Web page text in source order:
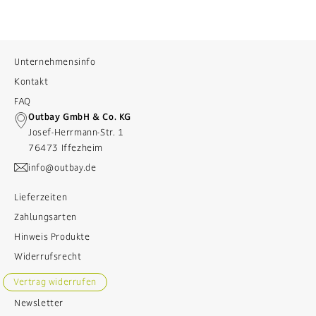
Unternehmensinfo
Kontakt
FAQ
Outbay GmbH & Co. KG
Josef-Herrmann-Str. 1
76473 Iffezheim
info@outbay.de
Lieferzeiten
Zahlungsarten
Hinweis Produkte
Widerrufsrecht
Vertrag widerrufen
Newsletter